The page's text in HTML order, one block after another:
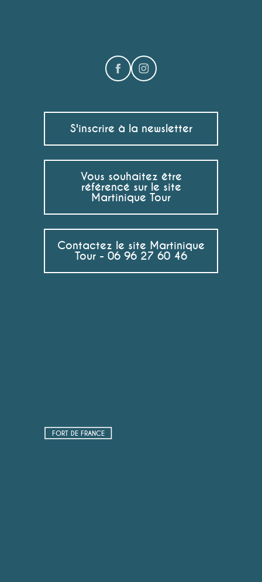
S'inscrire à la newsletter
Vous souhaitez être
référencé sur le site
Martinique Tour
Contactez le site Martinique
Tour - 06 96 27 60 46
FORT DE FRANCE